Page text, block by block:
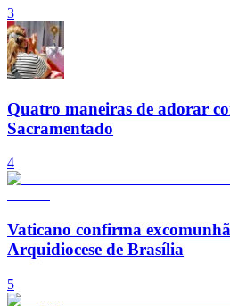
3
Quatro maneiras de adorar
Sacramentado
4
Vaticano confirma
Arquidiocese de Brasília
5